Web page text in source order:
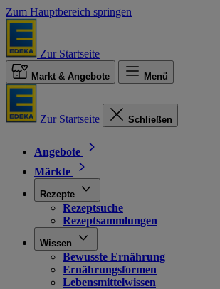
Zum Hauptbereich springen
Zur Startseite
Markt & Angebote Menü
Zur Startseite Schließen
Angebote
Märkte
Rezepte
Rezeptsuche
Rezeptsammlungen
Wissen
Bewusste Ernährung
Ernährungsformen
Lebensmittelwissen